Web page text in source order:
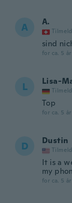
A A.
sind
for ca. 5
L Lisa-
Top
for ca. 5
D Dustin
It is a
my
for ca. 5